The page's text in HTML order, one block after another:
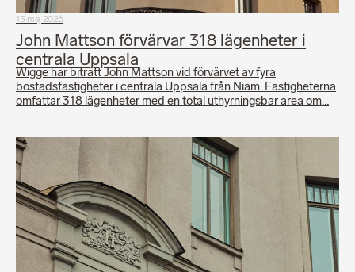
15 maj 2026
John Mattson förvärvar 318 lägenheter i
centrala Uppsala
Wigge har biträtt John Mattson vid förvärvet av fyra
bostadsfastigheter i centrala Uppsala från Niam. Fastigheterna
omfattar 318 lägenheter med en total uthyrningsbar area om…